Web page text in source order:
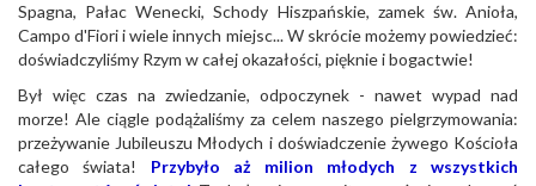
Spagna, Pałac Wenecki, Schody Hiszpańskie, zamek św. Anioła,
Campo d'Fiori i wiele innych miejsc... W skrócie możemy powiedzieć:
doświadczyliśmy Rzym w całej okazałości, pięknie i bogactwie!
Był więc czas na zwiedzanie, odpoczynek - nawet wypad nad
morze! Ale ciągle podążaliśmy za celem naszego pielgrzymowania:
przeżywanie Jubileuszu Młodych i doświadczenie żywego Kościoła
całego świata! Przybyło aż milion młodych z wszystkich